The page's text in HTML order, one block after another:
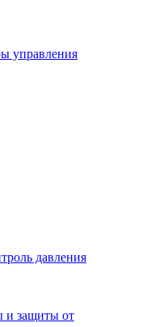
управления
давления
и защиты от